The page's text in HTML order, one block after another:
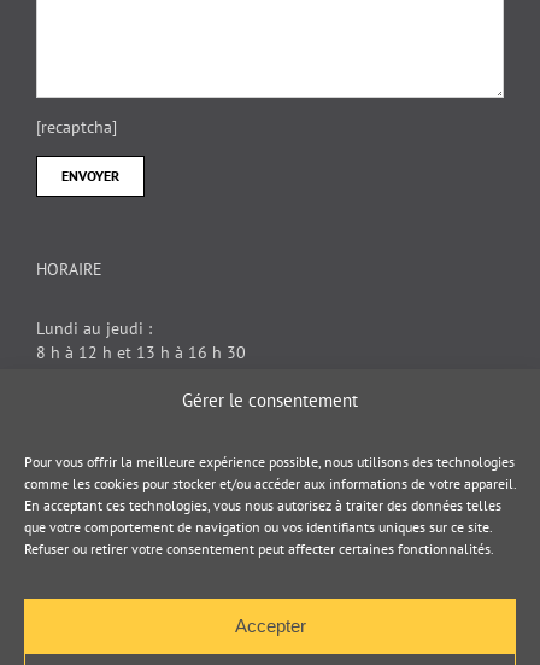
Gérer le consentement
Pour vous offrir la meilleure expérience possible, nous utilisons des technologies
comme les cookies pour stocker et/ou accéder aux informations de votre appareil.
En acceptant ces technologies, vous nous autorisez à traiter des données telles
que votre comportement de navigation ou vos identifiants uniques sur ce site.
Refuser ou retirer votre consentement peut affecter certaines fonctionnalités.
Accepter
[recaptcha]
HORAIRE
Lundi au jeudi :
8 h à 12 h et 13 h à 16 h 30
DOCUMENT JURIDIQUE
Politique de cookies